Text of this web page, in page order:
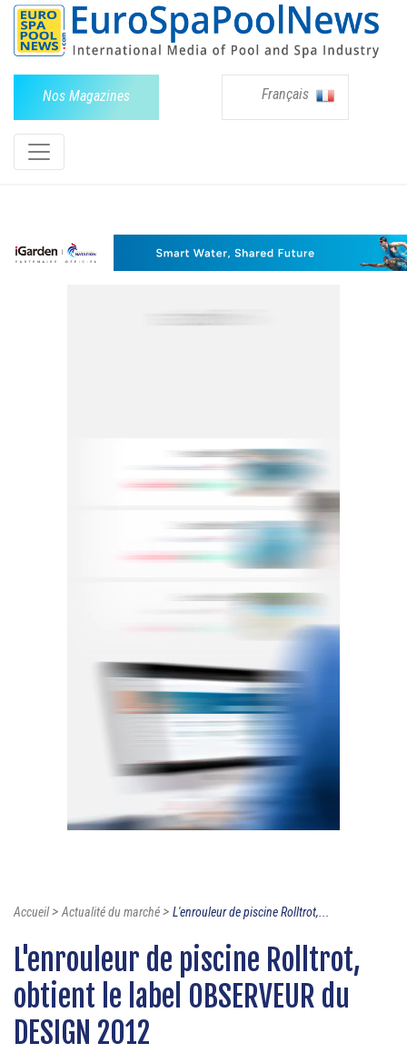
Nos Magazines Français
Accueil>Actualité du marché> L'enrouleur de piscine Rolltrot,...
L'enrouleur de piscine Rolltrot,
obtient le label OBSERVEUR du
DESIGN 2012